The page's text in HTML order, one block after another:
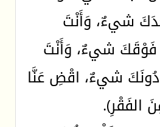
شيءٌ، وَأَنْتَ
شيءٌ، وَأَنْتَ
شيءٌ، اقْضِ عَنَّا
الفَقْرِ).